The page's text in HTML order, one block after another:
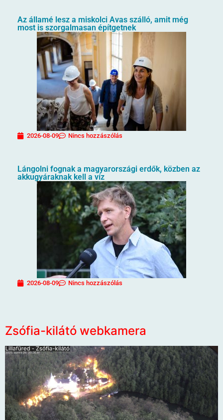
Az államé lesz a miskolci Avas szálló, amit még
most is szorgalmasan építgetnek
2026-08-09 Nincs hozzászólás
Lángolni fognak a magyarországi erdők, közben az
akkugyáraknak kell a víz
2026-08-09 Nincs hozzászólás
Zsófia-kilátó webkamera